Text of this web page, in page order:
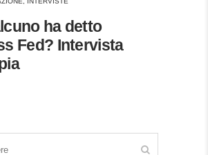
ha detto
Fed? Intervista